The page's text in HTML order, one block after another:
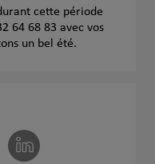
cette période
64 68 83 avec vos
un bel été.
Linkedin